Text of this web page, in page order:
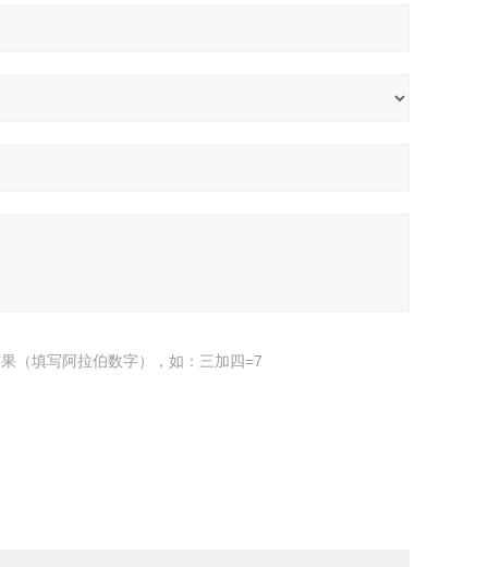
（填写阿拉伯数字），如：三加四=7